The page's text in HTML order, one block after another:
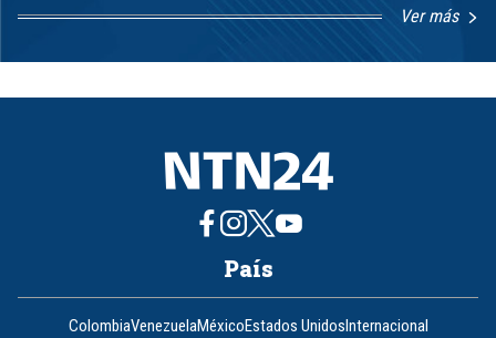
Ver más
1
8
País
ColombiaVenezuelaMéxicoEstados UnidosInternacional